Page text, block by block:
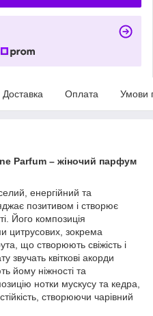
Доставка Оплата Умови
Parfum – жіночий парфум
енергійний та
позитивом і створює
Його композиція
цитрусових, зокрема
що створюють свіжість і
звучать квіткові акорди
йому ніжності та
нотки мускусу та кедра,
створюючи чарівний